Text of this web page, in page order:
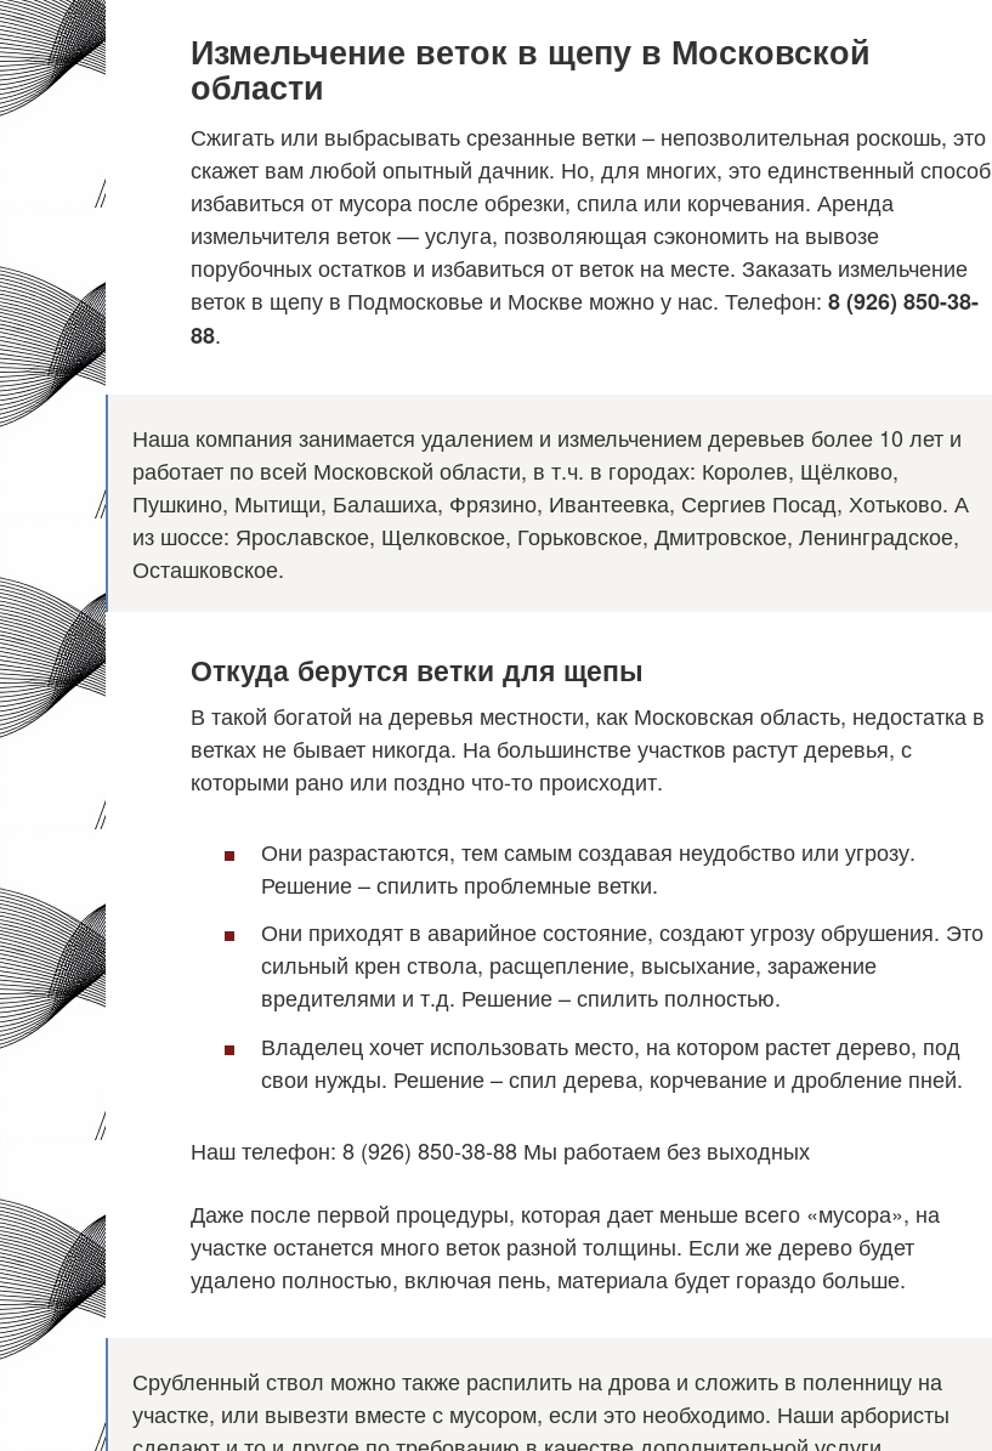
Измельчение веток в щепу в Московской
области
Сжигать или выбрасывать срезанные ветки – непозволительная роскошь, это
скажет вам любой опытный дачник. Но, для многих, это единственный способ
избавиться от мусора после обрезки, спила или корчевания. Аренда
измельчителя веток — услуга, позволяющая сэкономить на вывозе
порубочных остатков и избавиться от веток на месте. Заказать измельчение
веток в щепу в Подмосковье и Москве можно у нас. Телефон: 8 (926) 850-38-
88.
Наша компания занимается удалением и измельчением деревьев более 10 лет и
работает по всей Московской области, в т.ч. в городах: Королев, Щёлково,
Пушкино, Мытищи, Балашиха, Фрязино, Ивантеевка, Сергиев Посад, Хотьково. А
из шоссе: Ярославское, Щелковское, Горьковское, Дмитровское, Ленинградское,
Осташковское.
Откуда берутся ветки для щепы
В такой богатой на деревья местности, как Московская область, недостатка в
ветках не бывает никогда. На большинстве участков растут деревья, с
которыми рано или поздно что-то происходит.
Они разрастаются, тем самым создавая неудобство или угрозу.
Решение – спилить проблемные ветки.
Они приходят в аварийное состояние, создают угрозу обрушения. Это
сильный крен ствола, расщепление, высыхание, заражение
вредителями и т.д. Решение – спилить полностью.
Владелец хочет использовать место, на котором растет дерево, под
свои нужды. Решение – спил дерева, корчевание и дробление пней.
Наш телефон: 8 (926) 850-38-88 Мы работаем без выходных
Даже после первой процедуры, которая дает меньше всего «мусора», на
участке останется много веток разной толщины. Если же дерево будет
удалено полностью, включая пень, материала будет гораздо больше.
Срубленный ствол можно также распилить на дрова и сложить в поленницу на
участке, или вывезти вместе с мусором, если это необходимо. Наши арбористы